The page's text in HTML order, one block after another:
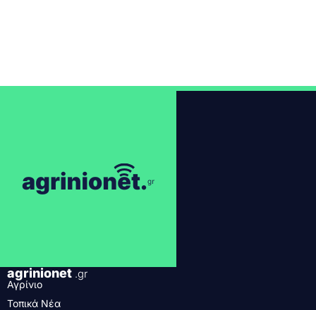
agrinionet .gr
Αγρίνιο
Τοπικά Νέα